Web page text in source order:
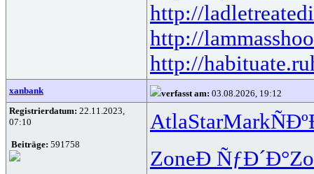
http://
http://
http://habituate.ru
xanbank verfasst am: 03.08.2026, 19:12
Registrierdatum: 22.11.2023,
07:10
Beiträge: 591758
AtlaStarMark
ZoneÐ ÑƒÐ´Ð°